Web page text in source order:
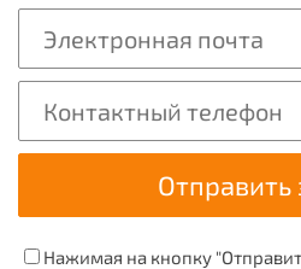
Нажимая на кнопку